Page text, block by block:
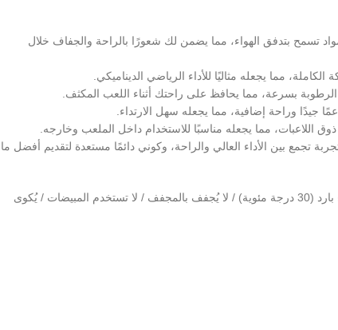
تسمح بتدفق الهواء، مما يضمن لك شعورًا بالراحة والجفاف خلال
مما يجعله مثاليًا للأداء الرياضي الديناميكي.
بسرعة، مما يحافظ على راحتك أثناء اللعب المكثف.
جيدًا وراحة إضافية، مما يجعله سهل الارتداء.
اللاعبات، مما يجعله مناسبًا للاستخدام داخل الملعب وخارجه.
تجمع بين الأداء العالي والراحة، وكوني دائمًا مستعدة لتقديم أفضل ما
معلومات إضافية :يُغسل في الغسالة بماء بارد (30 درجة مئوية) / لا يُجفف بالمجفف / لا تستخدم المبيضات / يُكوى